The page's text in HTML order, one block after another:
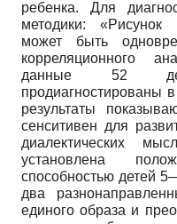
ребенка. Для
методики:
может быть
корреляционного
данные 52
результаты
сенситивен для
диалектических
установлена
способностью детей
два
единого образа и